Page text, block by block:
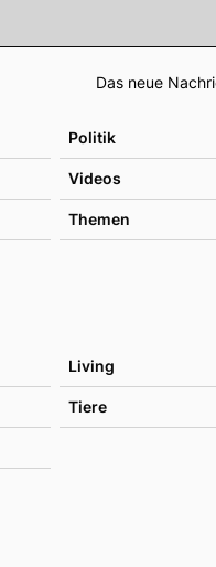
Das neue
Politik
Videos
Themen
Living
Tiere